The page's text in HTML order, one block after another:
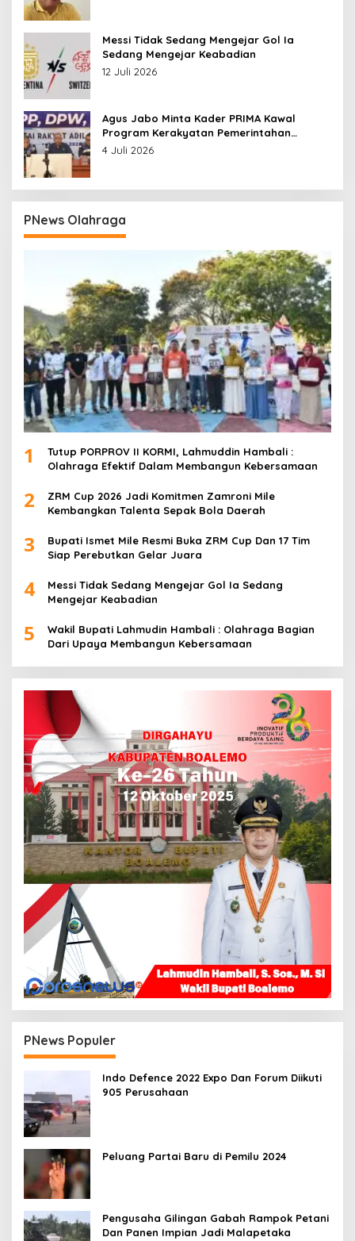
Messi Tidak Sedang Mengejar Gol Ia
Sedang Mengejar Keabadian
12 Juli 2026
Agus Jabo Minta Kader PRIMA Kawal
Program Kerakyatan Pemerintahan
Prabowo
4 Juli 2026
PNews Olahraga
1
Tutup PORPROV II KORMI, Lahmuddin Hambali :
Olahraga Efektif Dalam Membangun Kebersamaan
2
ZRM Cup 2026 Jadi Komitmen Zamroni Mile
Kembangkan Talenta Sepak Bola Daerah
3
Bupati Ismet Mile Resmi Buka ZRM Cup Dan 17 Tim
Siap Perebutkan Gelar Juara
4
Messi Tidak Sedang Mengejar Gol Ia Sedang
Mengejar Keabadian
5
Wakil Bupati Lahmudin Hambali : Olahraga Bagian
Dari Upaya Membangun Kebersamaan
PNews Populer
Indo Defence 2022 Expo Dan Forum Diikuti
905 Perusahaan
Peluang Partai Baru di Pemilu 2024
Pengusaha Gilingan Gabah Rampok Petani
Dan Panen Impian Jadi Malapetaka